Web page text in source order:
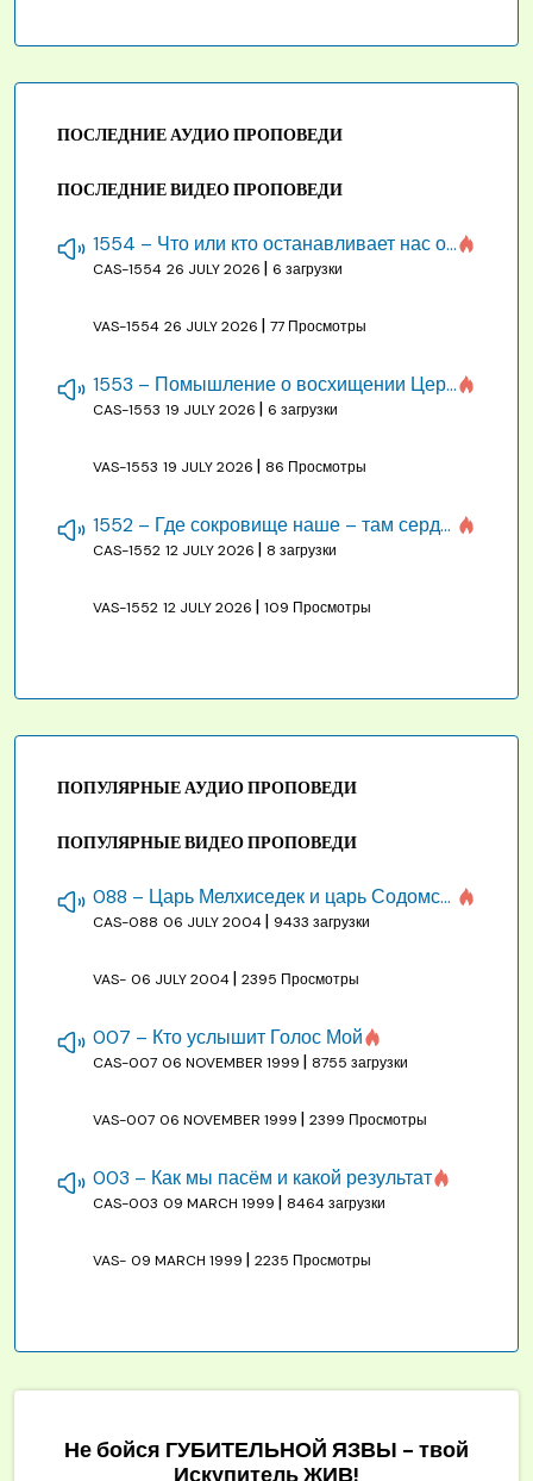
ПОСЛЕДНИЕ АУДИО ПРОПОВЕДИ
ПОСЛЕДНИЕ ВИДЕО ПРОПОВЕДИ
1554 – Что или кто останавливает нас от созидания строения Божия
CAS-1554 26 JULY 2026 | 6 загрузки
VAS-1554 26 JULY 2026 | 77 Просмотры
1553 – Помышление о восхищении Церкви на бракосочетании, во всякое время
CAS-1553 19 JULY 2026 | 6 загрузки
VAS-1553 19 JULY 2026 | 86 Просмотры
1552 – Где сокровище наше – там сердце, там помышления
CAS-1552 12 JULY 2026 | 8 загрузки
VAS-1552 12 JULY 2026 | 109 Просмотры
ПОПУЛЯРНЫЕ АУДИО ПРОПОВЕДИ
ПОПУЛЯРНЫЕ ВИДЕО ПРОПОВЕДИ
088 – Царь Мелхиседек и царь Содомский
CAS-088 06 JULY 2004| 9433 загрузки
VAS- 06 JULY 2004| 2395 Просмотры
007 – Кто услышит Голос Мой
CAS-007 06 NOVEMBER 1999 | 8755 загрузки
VAS-007 06 NOVEMBER 1999 | 2399 Просмотры
003 – Как мы пасём и какой результат
CAS-003 09 MARCH 1999 | 8464 загрузки
VAS- 09 MARCH 1999 | 2235 Просмотры
Не бойся ГУБИТЕЛЬНОЙ ЯЗВЫ - твой
Искупитель ЖИВ!